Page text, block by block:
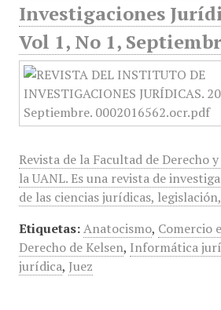
Investigaciones
Vol 1, No 1,
Revista de la Facultad de Derecho
la UANL. Es una revista de
de las ciencias jurídicas,
Etiquetas: Anatocismo, Comercio
Derecho de Kelsen, Informática
jurídica, Juez